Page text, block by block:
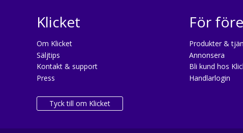
Klicket
Om Klicket
Säljtips
Kontakt & support
Press
Tyck till om Klicket
För
Produkter &
Annonsera
Bli kund hos
Handlarlogin